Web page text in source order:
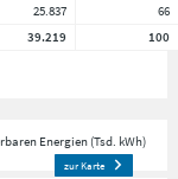
25.837
66
39.219 100
Energien (Tsd. kWh)
zur Karte